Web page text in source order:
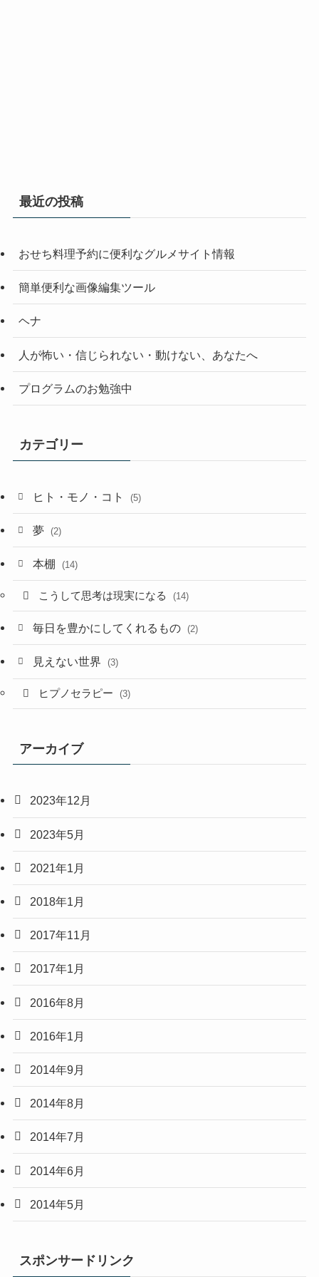
最近の投稿
おせち料理予約に便利なグルメサイト情報
簡単便利な画像編集ツール
ヘナ
人が怖い・信じられない・動けない、あなたへ
プログラムのお勉強中
カテゴリー
ヒト・モノ・コト (5)
夢 (2)
本棚 (14)
こうして思考は現実になる (14)
毎日を豊かにしてくれるもの (2)
見えない世界 (3)
ヒプノセラピー (3)
アーカイブ
2023年12月
2023年5月
2021年1月
2018年1月
2017年11月
2017年1月
2016年8月
2016年1月
2014年9月
2014年8月
2014年7月
2014年6月
2014年5月
スポンサードリンク